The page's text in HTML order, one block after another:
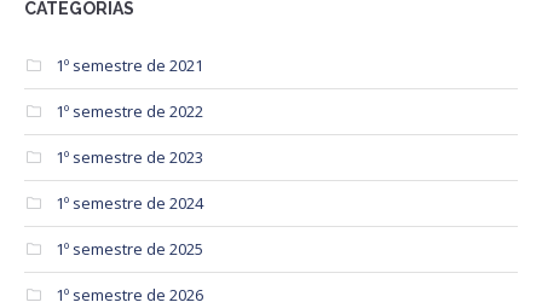
CATEGORIAS
1º semestre de 2021
1º semestre de 2022
1º semestre de 2023
1º semestre de 2024
1º semestre de 2025
1º semestre de 2026